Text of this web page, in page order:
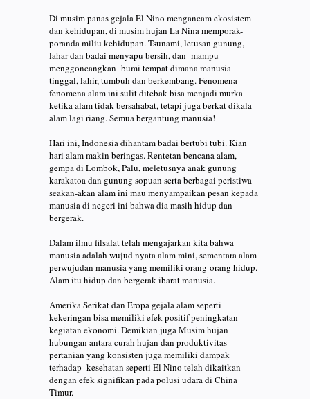
Di musim panas gejala El Nino mengancam ekosistem
dan kehidupan, di musim hujan La Nina memporak-
poranda miliu kehidupan. Tsunami, letusan gunung,
lahar dan badai menyapu bersih, dan mampu
menggoncangkan bumi tempat dimana manusia
tinggal, lahir, tumbuh dan berkembang. Fenomena-
fenomena alam ini sulit ditebak bisa menjadi murka
ketika alam tidak bersahabat, tetapi juga berkat dikala
alam lagi riang. Semua bergantung manusia!
Hari ini, Indonesia dihantam badai bertubi tubi. Kian
hari alam makin beringas. Rentetan bencana alam,
gempa di Lombok, Palu, meletusnya anak gunung
karakatoa dan gunung sopuan serta berbagai peristiwa
seakan-akan alam ini mau menyampaikan pesan kepada
manusia di negeri ini bahwa dia masih hidup dan
bergerak.
Dalam ilmu filsafat telah mengajarkan kita bahwa
manusia adalah wujud nyata alam mini, sementara alam
perwujudan manusia yang memiliki orang-orang hidup.
Alam itu hidup dan bergerak ibarat manusia.
Amerika Serikat dan Eropa gejala alam seperti
kekeringan bisa memiliki efek positif peningkatan
kegiatan ekonomi. Demikian juga Musim hujan
hubungan antara curah hujan dan produktivitas
pertanian yang konsisten juga memiliki dampak
terhadap kesehatan seperti El Nino telah dikaitkan
dengan efek signifikan pada polusi udara di China
Timur.